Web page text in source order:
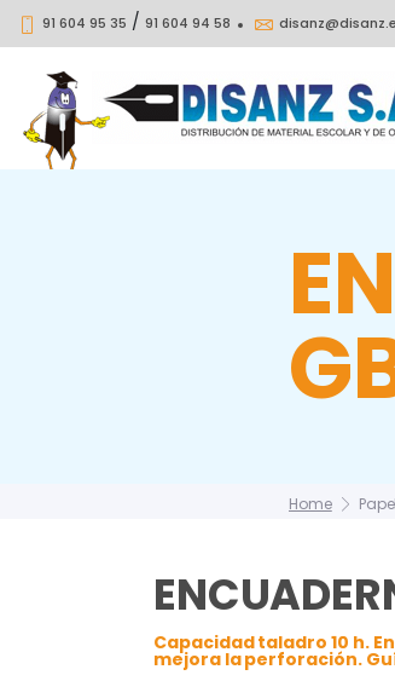
91 604 95 35 / 91 604 94 58
Home
Capacidad taladro 10 h.
mejora la perforación.